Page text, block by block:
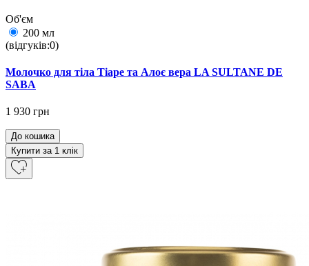
Об'єм
200 мл
(відгуків:0)
Молочко для тіла Тіаре та Алоє вера LA SULTANE DE
SABA
1 930 грн
До кошика
Купити за 1 клiк